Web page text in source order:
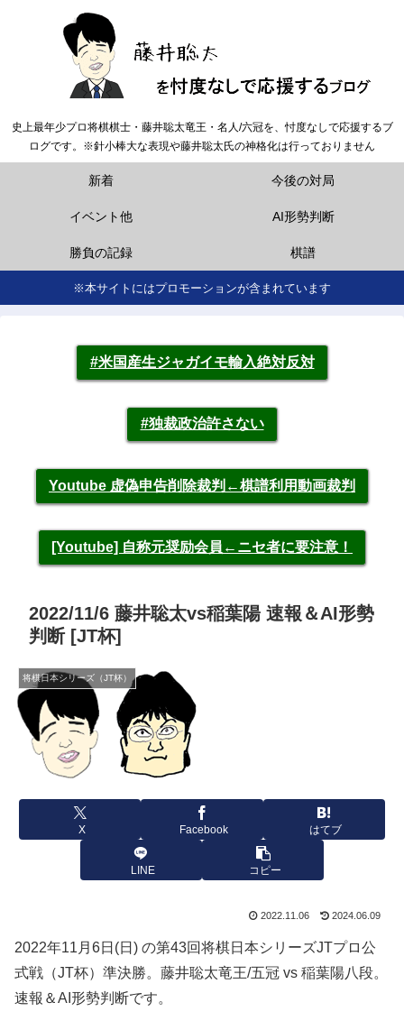
史上最年少プロ将棋棋士・藤井聡太竜王・名人/六冠を、忖度なしで応援するブ
ログです。※針小棒大な表現や藤井聡太氏の神格化は行っておりません
新着 今後の対局
イベント他 AI形勢判断
勝負の記録 棋譜
※本サイトにはプロモーションが含まれています
#米国産生ジャガイモ輸入絶対反対
#独裁政治許さない
Youtube 虚偽申告削除裁判←棋譜利用動画裁判
[Youtube] 自称元奨励会員←ニセ者に要注意！
2022/11/6 藤井聡太vs稲葉陽 速報＆AI形勢
判断 [JT杯]
将棋日本シリーズ（JT杯）
X Facebook はてブ
LINE コピー
2022.11.06 2024.06.09
2022年11月6日(日) の第43回将棋日本シリーズJTプロ公
式戦（JT杯）準決勝。藤井聡太竜王/五冠 vs 稲葉陽八段。
速報＆AI形勢判断です。